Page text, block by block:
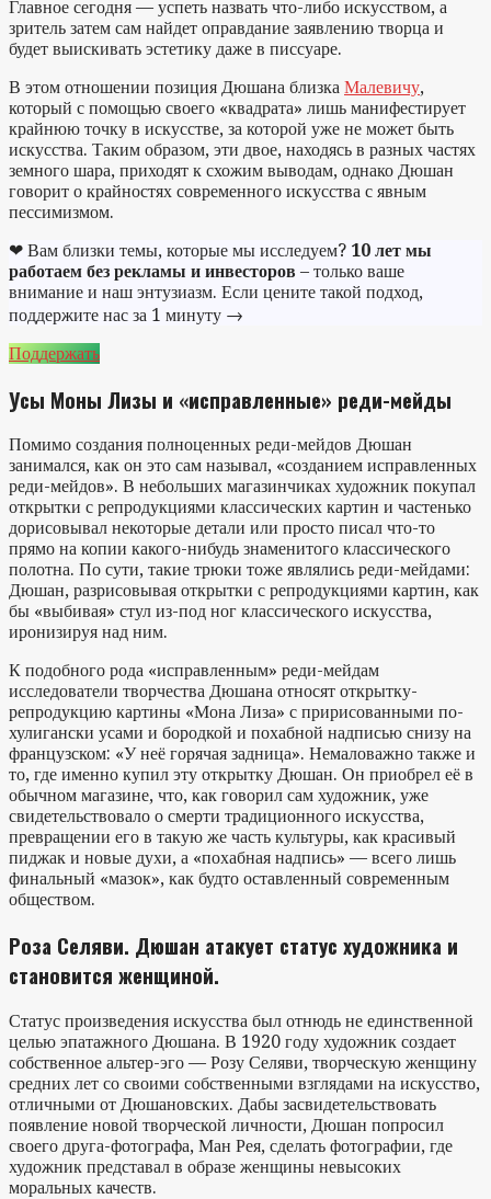
Главное сегодня — успеть назвать что-либо искусством, а
зритель затем сам найдет оправдание заявлению творца и
будет выискивать эстетику даже в писсуаре.
В этом отношении позиция Дюшана близка Малевичу,
который с помощью своего «квадрата» лишь манифестирует
крайнюю точку в искусстве, за которой уже не может быть
искусства. Таким образом, эти двое, находясь в разных частях
земного шара, приходят к схожим выводам, однако Дюшан
говорит о крайностях современного искусства с явным
пессимизмом.
❤ Вам близки темы, которые мы исследуем? 10 лет мы
работаем без рекламы и инвесторов – только ваше
внимание и наш энтузиазм. Если цените такой подход,
поддержите нас за 1 минуту →
Поддержать
Усы Моны Лизы и «исправленные» реди-мейды
Помимо создания полноценных реди-мейдов Дюшан
занимался, как он это сам называл, «созданием исправленных
реди-мейдов». В небольших магазинчиках художник покупал
открытки с репродукциями классических картин и частенько
дорисовывал некоторые детали или просто писал что-то
прямо на копии какого-нибудь знаменитого классического
полотна. По сути, такие трюки тоже являлись реди-мейдами:
Дюшан, разрисовывая открытки с репродукциями картин, как
бы «выбивая» стул из-под ног классического искусства,
иронизируя над ним.
К подобного рода «исправленным» реди-мейдам
исследователи творчества Дюшана относят открытку-
репродукцию картины «Мона Лиза» с пририсованными по-
хулигански усами и бородкой и похабной надписью снизу на
французском: «У неё горячая задница». Немаловажно также и
то, где именно купил эту открытку Дюшан. Он приобрел её в
обычном магазине, что, как говорил сам художник, уже
свидетельствовало о смерти традиционного искусства,
превращении его в такую же часть культуры, как красивый
пиджак и новые духи, а «похабная надпись» — всего лишь
финальный «мазок», как будто оставленный современным
обществом.
Роза Селяви. Дюшан атакует статус художника и
становится женщиной.
Статус произведения искусства был отнюдь не единственной
целью эпатажного Дюшана. В 1920 году художник создает
собственное альтер-эго — Розу Селяви, творческую женщину
средних лет со своими собственными взглядами на искусство,
отличными от Дюшановских. Дабы засвидетельствовать
появление новой творческой личности, Дюшан попросил
своего друга-фотографа, Ман Рея, сделать фотографии, где
художник представал в образе женщины невысоких
моральных качеств.